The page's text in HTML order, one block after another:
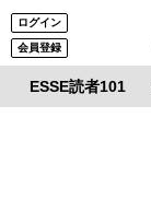
ログイン
会員登録
ESSE読者101